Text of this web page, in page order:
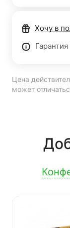
Хочу в
Цена
может